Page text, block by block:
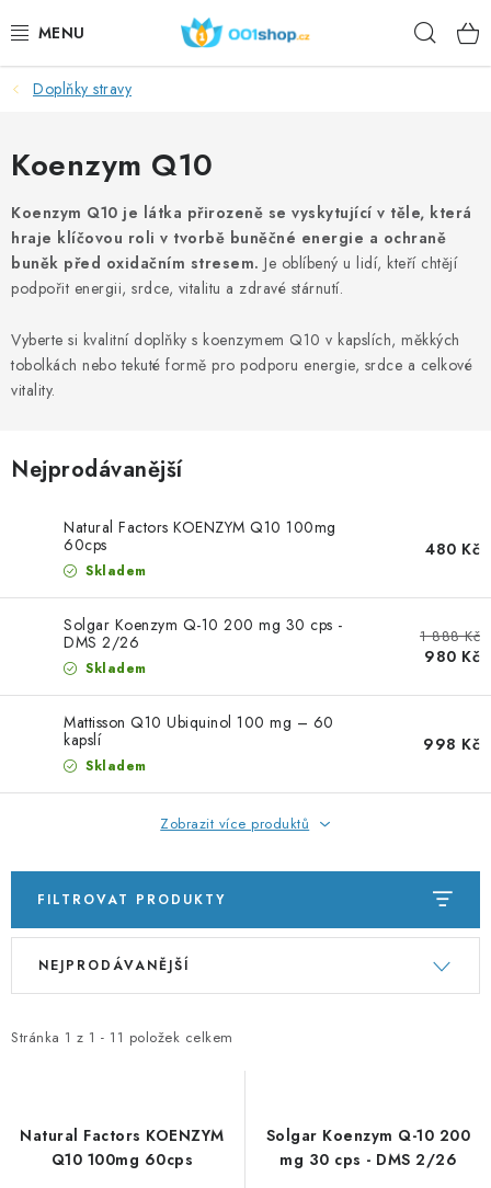
na
DOPLŇKY STRAVY
KOSMETIKA
SPORT
POTRAVINY
AKCE
ZNAČKY
Jak nakupovat
Podmínky ochrany osobních údajů
Natural Health Store
Moje objednávka
Doplňky stravy
Koenzym Q10
Koenzym Q10 je látka přirozeně se vyskytující v těle, která
hraje klíčovou roli v tvorbě buněčné energie a ochraně
buněk před oxidačním stresem. Je oblíbený u lidí, kteří chtějí
podpořit energii, srdce, vitalitu a zdravé stárnutí.
Vyberte si kvalitní doplňky s koenzymem Q10 v kapslích, měkkých
tobolkách nebo tekuté formě pro podporu energie, srdce a celkové
vitality.
Nejprodávanější
Natural Factors KOENZYM Q10 100mg
60cps
Skladem
480 Kč
Solgar Koenzym Q-10 200 mg 30 cps -
DMS 2/26
Skladem
1 888 Kč
980 Kč
Mattisson Q10 Ubiquinol 100 mg – 60
kapslí
Skladem
998 Kč
Zobrazit více produktů
FILTROVAT PRODUKTY
V
i
r
Stránka 1 z 1 - 11 položek celkem
Ř
e
p
NEJPRODÁVANĚJŠÍ
Natural Factors KOENZYM
Q10 100mg 60cps
Solgar Koenzym Q-10 200
mg 30 cps - DMS 2/26